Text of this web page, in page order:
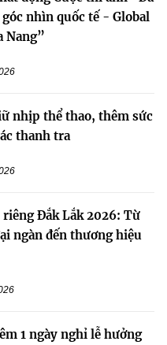
nhìn quốc tế - Global
Nang”
nhịp thể thao, thêm sức
thanh tra
riêng Đắk Lắk 2026: Từ
ngàn đến thương hiệu
1 ngày nghỉ lễ hưởng